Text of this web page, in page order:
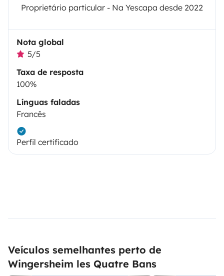
Proprietário particular - Na Yescapa desde 2022
Nota global
5/5
Taxa de resposta
100%
Línguas faladas
Francês
Perfil certificado
Veículos semelhantes perto de
Wingersheim les Quatre Bans